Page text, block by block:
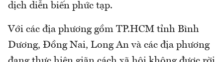
dịch diễn biến phức tạp.
Với các địa phương gồm TP.HCM tỉnh Bình
Dương, Đồng Nai, Long An và các địa phương